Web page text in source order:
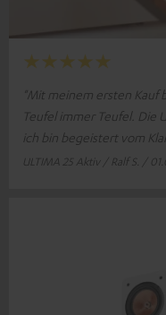
"Mit meinem ersten Kauf
Teufel immer Teufel. Die
ich bin begeistert vom
ULTIMA 25 Aktiv / Ralf S. /